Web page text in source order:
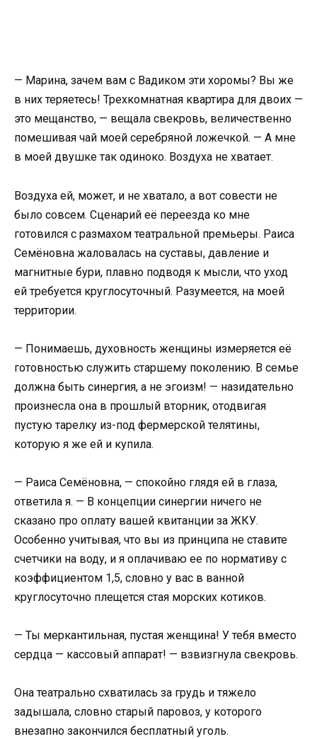
— Марина, зачем вам с Вадиком эти хоромы? Вы же
в них теряетесь! Трехкомнатная квартира для двоих —
это мещанство, — вещала свекровь, величественно
помешивая чай моей серебряной ложечкой. — А мне
в моей двушке так одиноко. Воздуха не хватает.
Воздуха ей, может, и не хватало, а вот совести не
было совсем. Сценарий её переезда ко мне
готовился с размахом театральной премьеры. Раиса
Семёновна жаловалась на суставы, давление и
магнитные бури, плавно подводя к мысли, что уход
ей требуется круглосуточный. Разумеется, на моей
территории.
— Понимаешь, духовность женщины измеряется её
готовностью служить старшему поколению. В семье
должна быть синергия, а не эгоизм! — назидательно
произнесла она в прошлый вторник, отодвигая
пустую тарелку из-под фермерской телятины,
которую я же ей и купила.
— Раиса Семёновна, — спокойно глядя ей в глаза,
ответила я. — В концепции синергии ничего не
сказано про оплату вашей квитанции за ЖКУ.
Особенно учитывая, что вы из принципа не ставите
счетчики на воду, и я оплачиваю ее по нормативу с
коэффициентом 1,5, словно у вас в ванной
круглосуточно плещется стая морских котиков.
— Ты меркантильная, пустая женщина! У тебя вместо
сердца — кассовый аппарат! — взвизгнула свекровь.
Она театрально схватилась за грудь и тяжело
задышала, словно старый паровоз, у которого
внезапно закончился бесплатный уголь.